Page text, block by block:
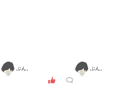
ぶん。 ぶん。